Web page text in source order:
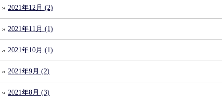
2021年12月 (2)
2021年11月 (1)
2021年10月 (1)
2021年9月 (2)
2021年8月 (3)